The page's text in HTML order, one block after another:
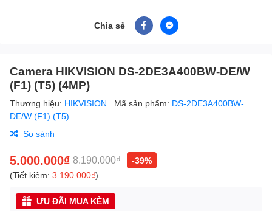
Chia sẻ
Camera HIKVISION DS-2DE3A400BW-DE/W
(F1) (T5) (4MP)
Thương hiệu: HIKVISION Mã sản phẩm: DS-2DE3A400BW-
DE/W (F1) (T5)
So sánh
5.000.000₫ 8.190.000₫
-39%
(Tiết kiệm: 3.190.000₫)
ƯU ĐÃI MUA KÈM